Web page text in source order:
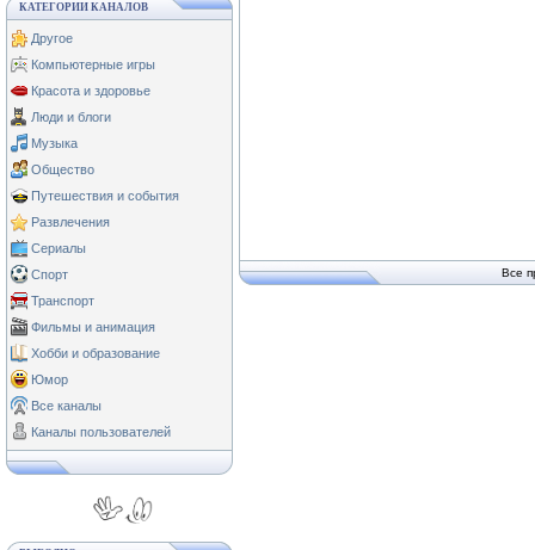
КАТЕГОРИИ КАНАЛОВ
Другое
Компьютерные игры
Красота и здоровье
Люди и блоги
Музыка
Общество
Путешествия и события
Развлечения
Сериалы
Спорт
Транспорт
Фильмы и анимация
Хобби и образование
Юмор
Все каналы
Каналы пользователей
Все